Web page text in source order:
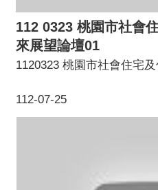
112 0323 桃園市社會
來展望論壇01
112-07-25
1120323 桃園市社會住宅